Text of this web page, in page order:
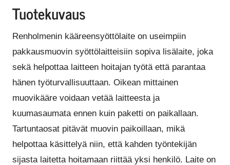
Tuotekuvaus
Renholmenin kääreensyöttölaite on useimpiin
pakkausmuovin syöttölaitteisiin sopiva lisälaite, joka
sekä helpottaa laitteen hoitajan työtä että parantaa
hänen työturvallisuuttaan. Oikean mittainen
muovikääre voidaan vetää laitteesta ja
kuumasaumata ennen kuin paketti on paikallaan.
Tartuntaosat pitävät muovin paikoillaan, mikä
helpottaa käsittelyä niin, että kahden työntekijän
sijasta laitetta hoitamaan riittää yksi henkilö. Laite on